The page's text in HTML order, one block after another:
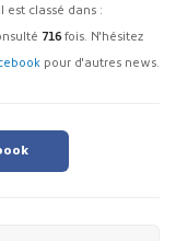
est classé dans :
716fois. N'hésitez
pour d'autres news.